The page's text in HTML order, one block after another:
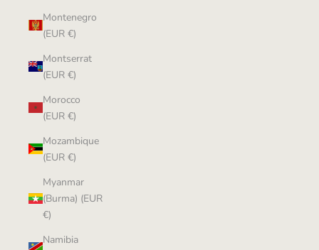
Montenegro
(EUR €)
Montserrat
(EUR €)
Morocco
(EUR €)
Mozambique
(EUR €)
Myanmar
(Burma) (EUR
€)
Namibia